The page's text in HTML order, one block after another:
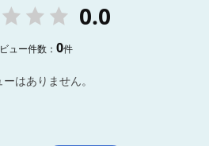
0.0
ュー件数：0件
ーはありません。